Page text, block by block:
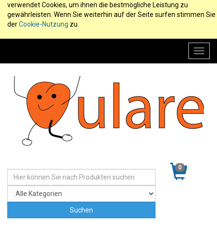
verwendet Cookies, um ihnen die bestmögliche Leistung zu
gewährleisten. Wenn Sie weiterhin auf der Seite surfen stimmen Sie
derCookie-Nutzung zu.
0